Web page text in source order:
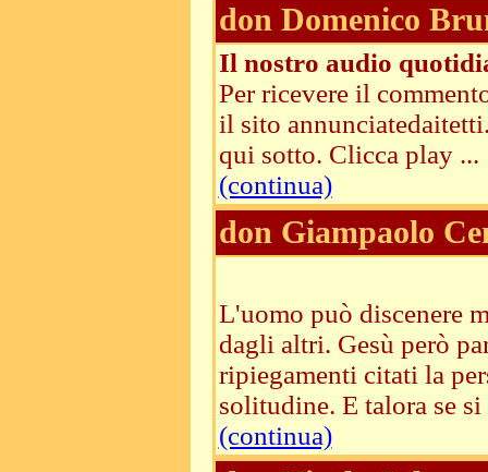
don Domenico
Il nostro audio
Per ricevere il
il sito
qui sotto. Clicca play ...
(continua)
don Giampaolo
L'uomo può discenere
dagli altri. Gesù però
ripiegamenti citati la
solitudine. E talora se si
(continua)